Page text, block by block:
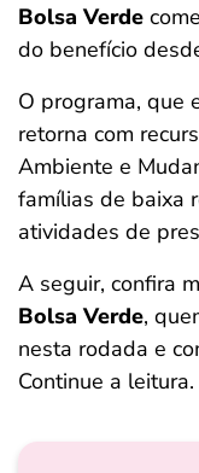
Bolsa Verde
do benefício
O programa, que
retorna com
Ambiente e
famílias de baixa
atividades de
A seguir, confira
Bolsa Verde,
nesta rodada e
Continue a leitura.